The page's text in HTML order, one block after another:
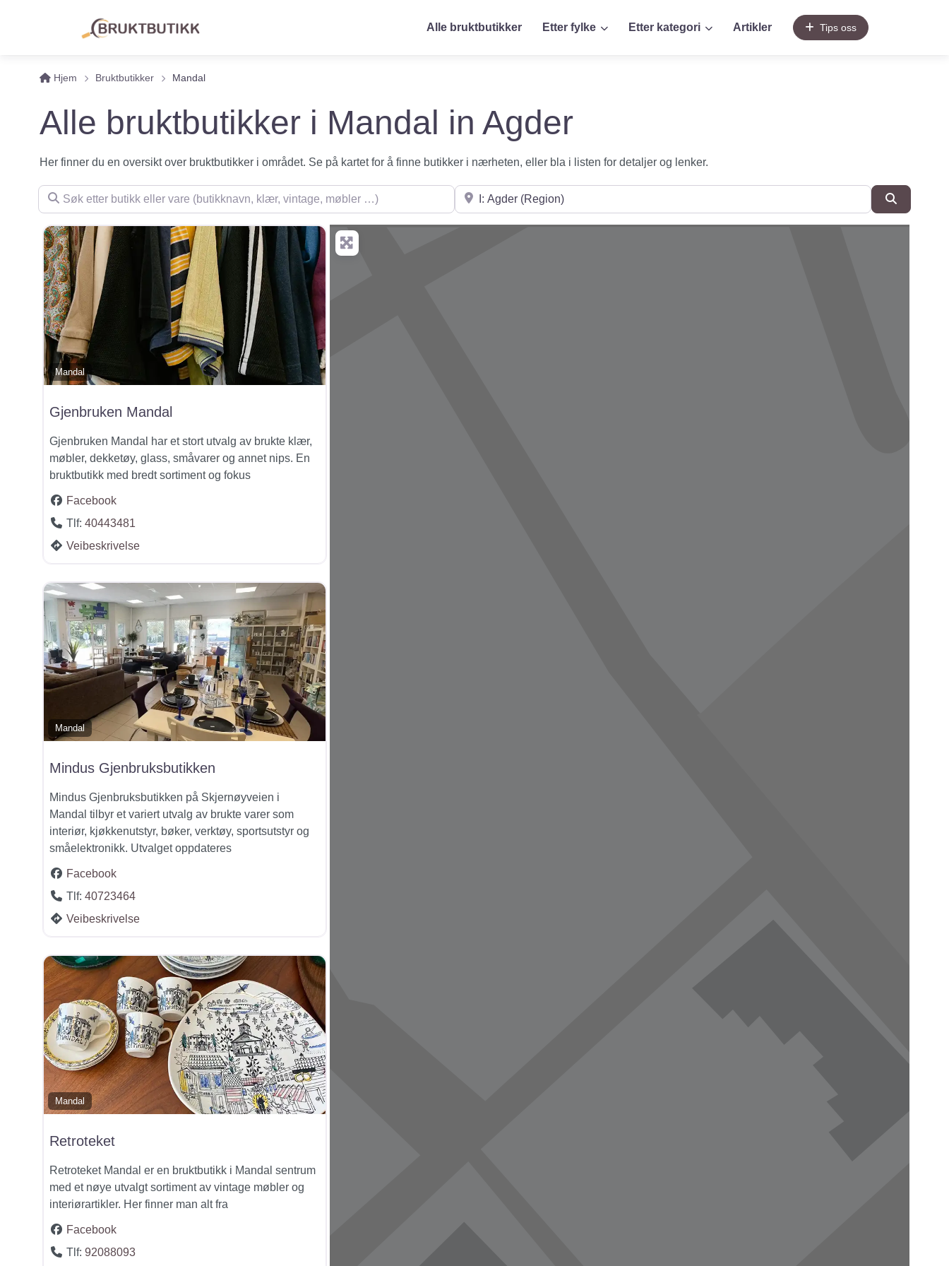
Alle bruktbutikker Etter fylke Etter kategori Artikler Tips oss
Hjem Bruktbutikker Mandal
Alle bruktbutikker i Mandal in Agder
Her finner du en oversikt over bruktbutikker i området. Se på kartet for å finne butikker i nærheten, eller bla i listen for detaljer og lenker.
Søk etter butikk eller vare (butikknavn, klær, vintage, møbler …) Søk i nærheten
Mandal
Gjenbruken Mandal
Gjenbruken Mandal har et stort utvalg av brukte klær,
møbler, dekketøy, glass, småvarer og annet nips. En
bruktbutikk med bredt sortiment og fokus
Facebook
Tlf: 40443481
Veibeskrivelse
Mandal
Mindus Gjenbruksbutikken
Mindus Gjenbruksbutikken på Skjernøyveien i
Mandal tilbyr et variert utvalg av brukte varer som
interiør, kjøkkenutstyr, bøker, verktøy, sportsutstyr og
småelektronikk. Utvalget oppdateres
Facebook
Tlf: 40723464
Veibeskrivelse
Mandal
Retroteket
Retroteket Mandal er en bruktbutikk i Mandal sentrum
med et nøye utvalgt sortiment av vintage møbler og
interiørartikler. Her finner man alt fra
Facebook
Tlf: 92088093